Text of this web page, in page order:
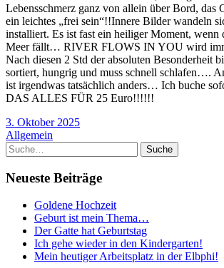
Lebensschmerz ganz von allein über Bord, das
ein leichtes „frei sein“!!Innere Bilder wandeln
installiert. Es ist fast ein heiliger Moment, wenn
Meer fällt… RIVER FLOWS IN YOU wird
Nach diesen 2 Std der absoluten Besonderheit
sortiert, hungrig und muss schnell schlafen….
ist irgendwas tatsächlich anders… Ich buche
DAS ALLES FÜR 25 Euro!!!!!!
3. Oktober 2025
Allgemein
Suche
Neueste Beiträge
Goldene Hochzeit
Geburt ist mein Thema…
Der Gatte hat Geburtstag
Ich gehe wieder in den Kindergarten!
Mein heutiger Arbeitsplatz in der Elbphi!